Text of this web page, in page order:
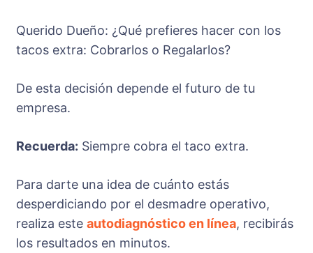
Querido Dueño: ¿Qué prefieres hacer con los
tacos extra: Cobrarlos o Regalarlos?
De esta decisión depende el futuro de tu
empresa.
Recuerda: Siempre cobra el taco extra.
Para darte una idea de cuánto estás
desperdiciando por el desmadre operativo,
realiza este autodiagnóstico en línea, recibirás
los resultados en minutos.